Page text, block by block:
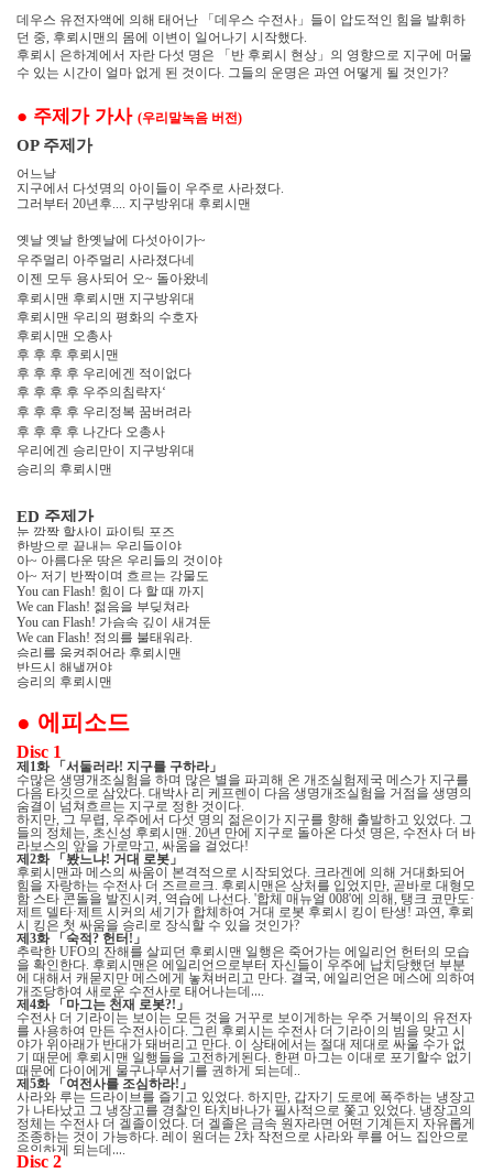
데우스 유전자액에 의해 태어난 「데우스 수전사」 들이 압도적인 힘을 발휘하
던 중, 후뢰시맨의 몸에 이변이 일어나기 시작했다.
후뢰시 은하계에서 자란 다섯 명은 「반 후뢰시 현상」 의 영향으로 지구에 머물
수 있는 시간이 얼마 없게 된 것이다. 그들의 운명은 과연 어떻게 될 것인가?
● 주제가 가사 (우리말녹음 버전)
OP 주제가
어느날
지구에서 다섯명의 아이들이 우주로 사라졌다.
그러부터 20년후.... 지구방위대 후뢰시맨
옛날 옛날 한옛날에 다섯아이가~
우주멀리 아주멀리 사라졌다네
이젠 모두 용사되어 오~ 돌아왔네
후뢰시맨 후뢰시맨 지구방위대
후뢰시맨 우리의 평화의 수호자
후뢰시맨 오총사
후 후 후 후뢰시맨
후 후 후 후 우리에겐 적이없다
후 후 후 후 우주의침략자‘
후 후 후 후 우리정복 꿈버려라
후 후 후 후 나간다 오총사
우리에겐 승리만이 지구방위대
승리의 후뢰시맨
ED 주제가
눈 깜짝 할사이 파이팅 포즈
한방으로 끝내는 우리들이야
아~ 아름다운 땅은 우리들의 것이야
아~ 저기 반짝이며 흐르는 강물도
You can Flash! 힘이 다 할 때 까지
We can Flash! 젊음을 부딪쳐라
You can Flash! 가슴속 깊이 새겨둔
We can Flash! 정의를 불태워라.
승리를 움켜쥐어라 후뢰시맨
반드시 해낼꺼야
승리의 후뢰시맨
● 에피소드
Disc 1
제1화 「서둘러라! 지구를 구하라」
수많은 생명개조실험을 하며 많은 별을 파괴해 온 개조실험제국 메스가 지구를
다음 타깃으로 삼았다. 대박사 리 케프렌이 다음 생명개조실험을 거점을 생명의
숨결이 넘쳐흐르는 지구로 정한 것이다.
하지만, 그 무렵, 우주에서 다섯 명의 젊은이가 지구를 향해 출발하고 있었다. 그
들의 정체는, 초신성 후뢰시맨. 20년 만에 지구로 돌아온 다섯 명은, 수전사 더 바
라보스의 앞을 가로막고, 싸움을 걸었다!
제2화 「봤느냐! 거대 로봇」
후뢰시맨과 메스의 싸움이 본격적으로 시작되었다. 크라겐에 의해 거대화되어
힘을 자랑하는 수전사 더 즈르르크. 후뢰시맨은 상처를 입었지만, 곧바로 대형모
함 스타 콘돌을 발진시켜, 역습에 나선다. '합체 매뉴얼008'에 의해, 탱크 코만도·
제트 델타·제트 시커의 세기가 합체하여 거대 로봇 후뢰시 킹이 탄생! 과연, 후뢰
시 킹은 첫 싸움을 승리로 장식할 수 있을 것인가?
제3화「숙적? 헌터!」
추락한 UFO의 잔해를 살피던 후뢰시맨 일행은 죽어가는 에일리언 헌터의 모습
을 확인한다. 후뢰시맨은 에일리언으로부터 자신들이 우주에 납치당했던 부분
에 대해서 캐묻지만 메스에게 놓쳐버리고 만다. 결국, 에일리언은 메스에 의하여
개조당하여 새로운 수전사로 태어나는데….
제4화 「마그는 천재 로봇?!」
수전사 더 기라이는 보이는 모든 것을 거꾸로 보이게하는 우주 거북이의 유전자
를 사용하여 만든 수전사이다. 그린 후뢰시는 수전사 더 기라이의 빔을 맞고 시
야가 위아래가 반대가 돼버리고 만다. 이 상태에서는 절대 제대로 싸울 수가 없
기 때문에 후뢰시맨 일행들을 고전하게된다. 한편 마그는 이대로 포기할수 없기
때문에 다이에게 물구나무서기를 권하게 되는데..
제5화「여전사를 조심하라!」
사라와 루는 드라이브를 즐기고 있었다. 하지만, 갑자기 도로에 폭주하는 냉장고
가 나타났고 그 냉장고를 경찰인 타치바나가 필사적으로 쫓고 있었다. 냉장고의
정체는 수전사 더 겔졸이었다. 더 겔졸은 금속 원자라면 어떤 기계든지 자유롭게
조종하는 것이 가능하다. 레이 원더는2차 작전으로 사라와 루를 어느 집안으로
유인하게 되는데….
Disc 2